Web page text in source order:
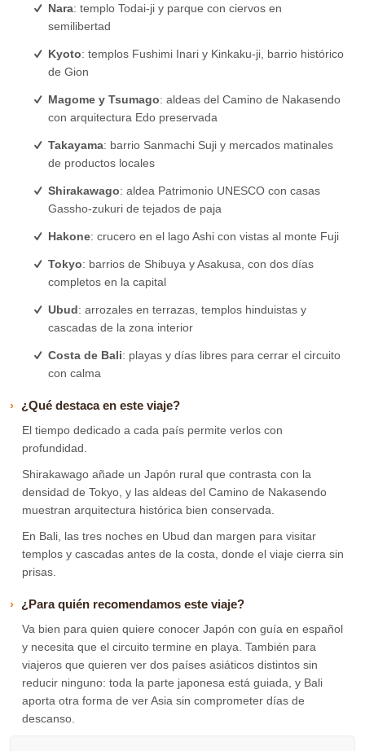
Nara: templo Todai-ji y parque con ciervos en
semilibertad
Kyoto: templos Fushimi Inari y Kinkaku-ji, barrio histórico
de Gion
Magome y Tsumago: aldeas del Camino de Nakasendo
con arquitectura Edo preservada
Takayama: barrio Sanmachi Suji y mercados matinales
de productos locales
Shirakawago: aldea Patrimonio UNESCO con casas
Gassho-zukuri de tejados de paja
Hakone: crucero en el lago Ashi con vistas al monte Fuji
Tokyo: barrios de Shibuya y Asakusa, con dos días
completos en la capital
Ubud: arrozales en terrazas, templos hinduistas y
cascadas de la zona interior
Costa de Bali: playas y días libres para cerrar el circuito
con calma
¿Qué destaca en este viaje?
El tiempo dedicado a cada país permite verlos con
profundidad.
Shirakawago añade un Japón rural que contrasta con la
densidad de Tokyo, y las aldeas del Camino de Nakasendo
muestran arquitectura histórica bien conservada.
En Bali, las tres noches en Ubud dan margen para visitar
templos y cascadas antes de la costa, donde el viaje cierra sin
prisas.
¿Para quién recomendamos este viaje?
Va bien para quien quiere conocer Japón con guía en español
y necesita que el circuito termine en playa. También para
viajeros que quieren ver dos países asiáticos distintos sin
reducir ninguno: toda la parte japonesa está guiada, y Bali
aporta otra forma de ver Asia sin comprometer días de
descanso.